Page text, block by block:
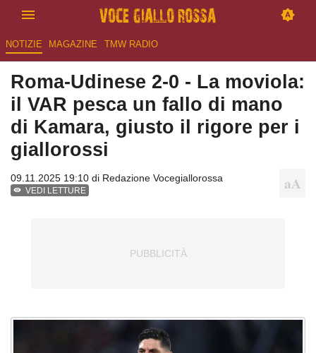
NOTIZIE MAGAZINE TMW RADIO
Roma-Udinese 2-0 - La moviola:
il VAR pesca un fallo di mano
di Kamara, giusto il rigore per i
giallorossi
09.11.2025 19:10 di Redazione Vocegiallorossa
VEDI LETTURE